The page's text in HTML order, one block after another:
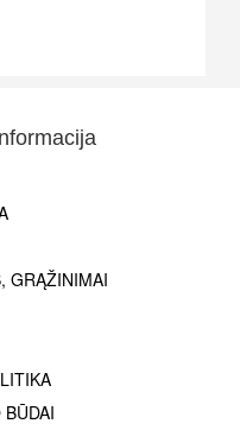
GRĄŽINIMAI